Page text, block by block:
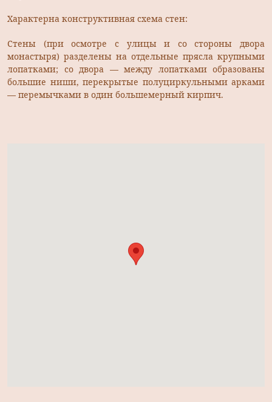
Характерна конструктивная схема стен:
Стены (при осмотре с улицы и со стороны двора
монастыря) разделены на отдельные прясла крупными
лопатками; со двора — между лопатками образованы
большие ниши, перекрытые полуциркульными арками
— перемычками в один большемерный кирпич.